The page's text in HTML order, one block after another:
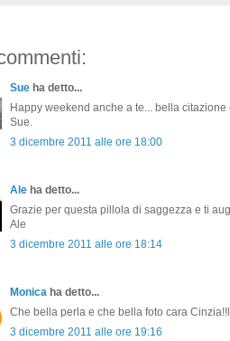
Sue ha detto...
Happy weekend anche a te... bella
Sue.
3 dicembre 2011 alle ore 18:00
Ale ha detto...
Grazie per questa pillola di saggezza e ti
Ale
3 dicembre 2011 alle ore 18:14
Monica ha detto...
Che bella perla e che bella foto cara
3 dicembre 2011 alle ore 19:16